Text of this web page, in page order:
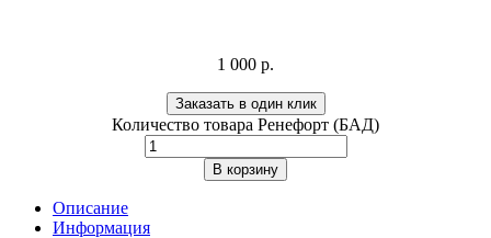
1 000 р.
Заказать в один клик
Количество товара Ренефорт (БАД)
В корзину
Описание
Информация